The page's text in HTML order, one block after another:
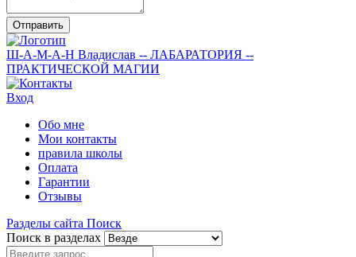
Отправить
Ш-А-М-А-Н Владислав -- ЛАБАРАТОРИЯ --
ПРАКТИЧЕСКОЙ МАГИИ
Вход
Обо мне
Мои контакты
правила школы
Оплата
Гарантии
Отзывы
Разделы сайта Поиск
Поиск в разделах